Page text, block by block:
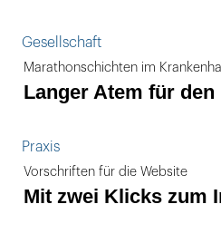
Gesellschaft
Marathonschichten im
Langer Atem für
Praxis
Vorschriften für die Website
Mit zwei Klicks zum